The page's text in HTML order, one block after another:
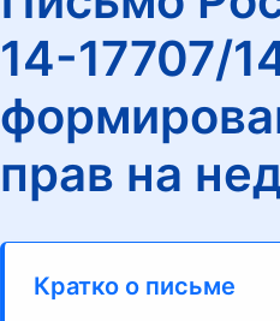
14-17707/
прав на
Кратко о письме